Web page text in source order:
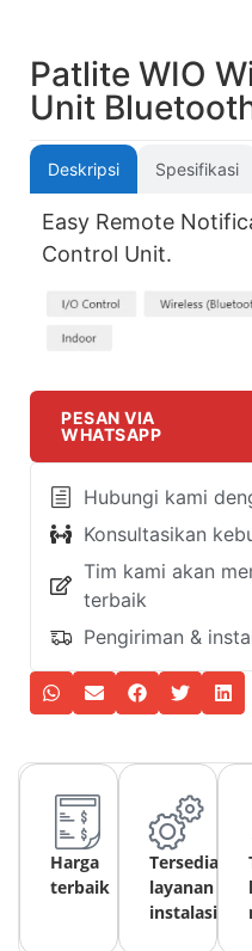
Patlite WIO
Unit
Deskripsi Spesifikasi
Easy Remote
Control Unit.
PESAN VIA
WHATSAPP
Hubungi kami
Konsultasikan
Tim kami akan
terbaik
Pengiriman &
Harga
terbaik
Tersedia
layanan
instalasi